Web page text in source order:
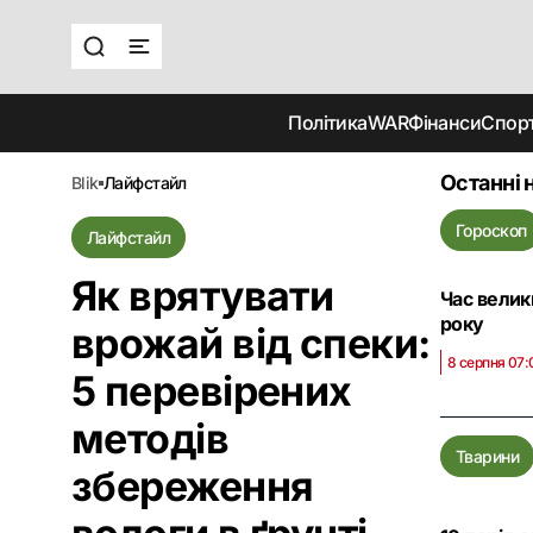
ПолітикаWARФінанси
blik лайфстайл
Лайфстайл
Як врятувати
врожай від спеки:
5 перевірених
методів
збереження
Останні
Гороскоп
Час
року
8 серпня
Тварини